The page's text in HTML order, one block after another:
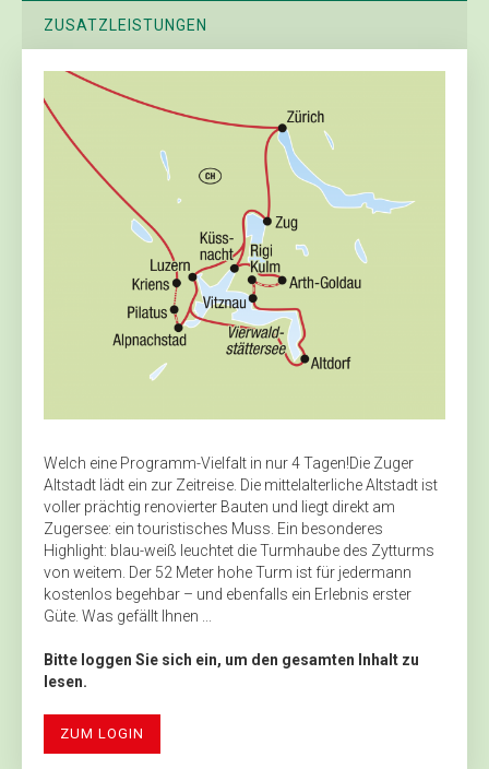
ZUSATZLEISTUNGEN
Welch eine Programm-Vielfalt in nur 4 Tagen!Die Zuger
Altstadt lädt ein zur Zeitreise. Die mittelalterliche Altstadt ist
voller prächtig renovierter Bauten und liegt direkt am
Zugersee: ein touristisches Muss. Ein besonderes
Highlight: blau-weiß leuchtet die Turmhaube des Zytturms
von weitem. Der 52 Meter hohe Turm ist für jedermann
kostenlos begehbar – und ebenfalls ein Erlebnis erster
Güte. Was gefällt Ihnen ...
Bitte loggen Sie sich ein, um den gesamten Inhalt zu
lesen.
ZUM LOGIN